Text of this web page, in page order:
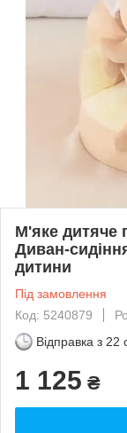
М'яке дитяче
Диван-
дитини
Під замовлення
Код: 5240879
Відправка з 22
1 125 ₴